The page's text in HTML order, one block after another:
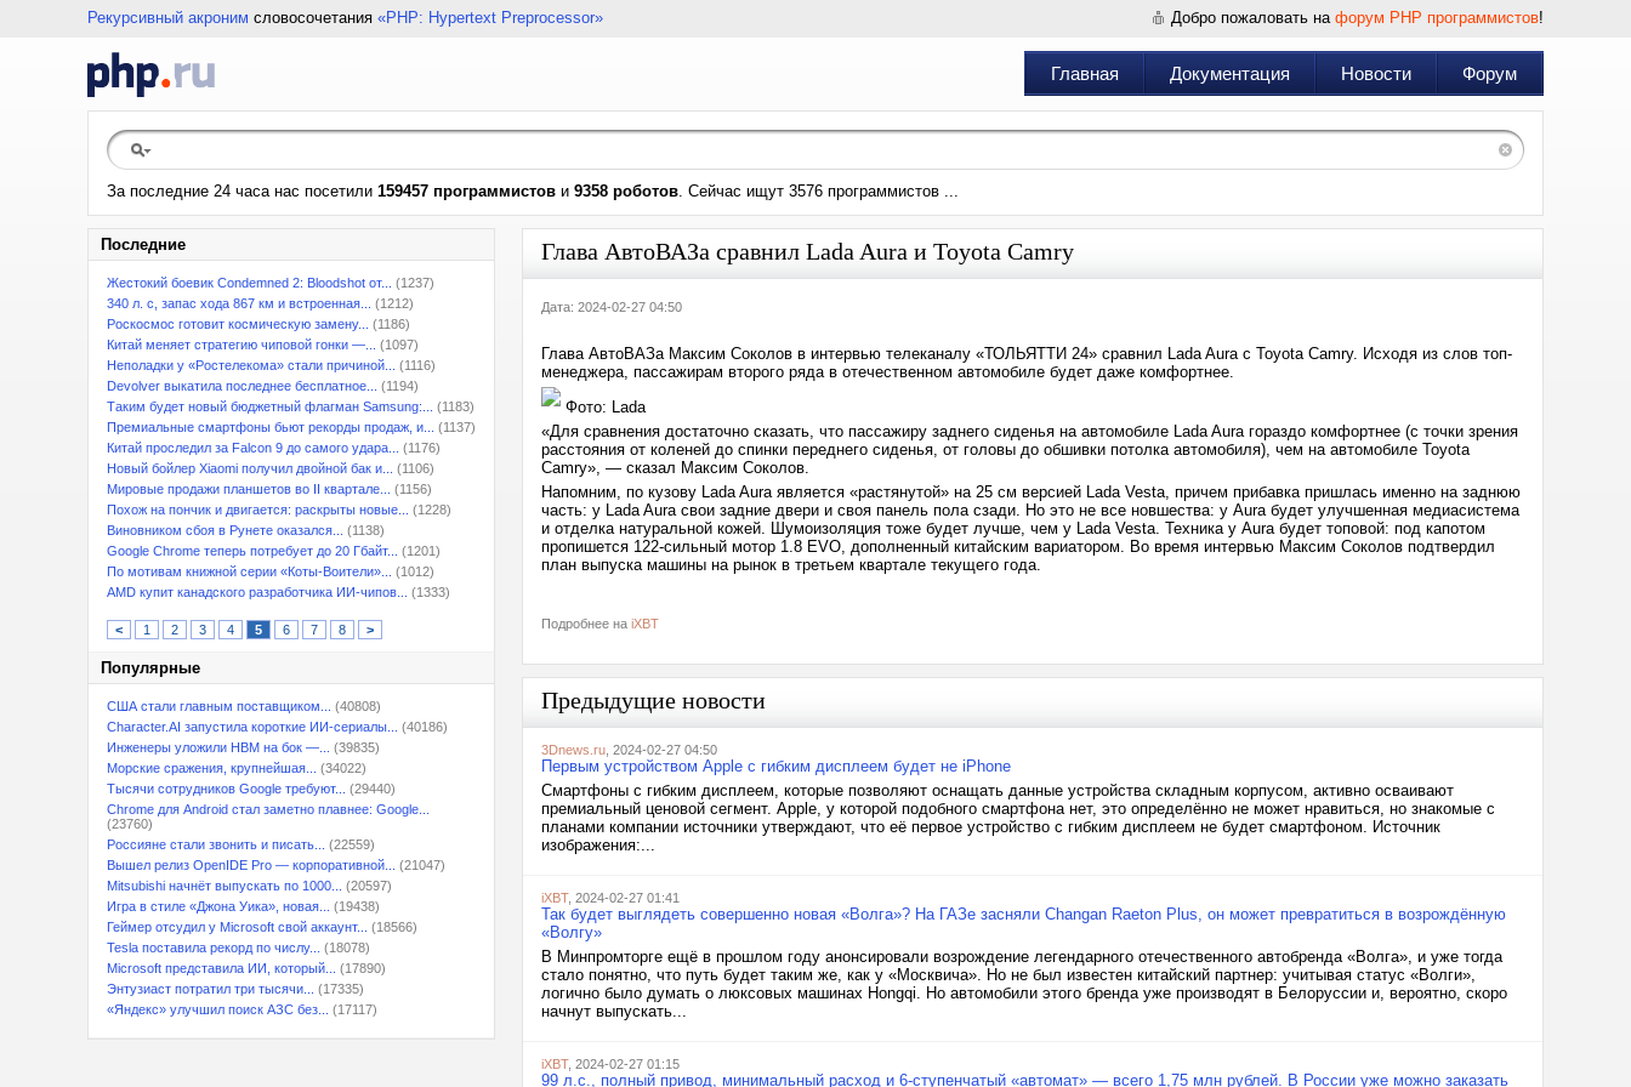
Рекурсивный акроним словосочетания «PHP: Hypertext Preprocessor» Добро пожаловать на форум PHP программистов!
Главная Документация Новости Форум
За последние 24 часа нас посетили 159457 программистов и 9358 роботов. Сейчас ищут 3576 программистов ...
Последние
Жестокий боевик Condemned 2: Bloodshot от...
(1237)
340 л. с, запас хода 867 км и встроенная...
(1212)
Роскосмос готовит космическую замену...
(1186)
Китай меняет стратегию чиповой гонки —...
(1097)
Неполадки у «Ростелекома» стали причиной...
(1116)
Devolver выкатила последнее бесплатное...
(1194)
Таким будет новый бюджетный флагман Samsung:...
(1183)
Премиальные смартфоны бьют рекорды продаж, и...
(1137)
Китай проследил за Falcon 9 до самого удара...
(1176)
Новый бойлер Xiaomi получил двойной бак и...
(1106)
Мировые продажи планшетов во II квартале...
(1156)
Похож на пончик и двигается: раскрыты новые...
(1228)
Виновником сбоя в Рунете оказался...
(1138)
Google Chrome теперь потребует до 20 Гбайт...
(1201)
По мотивам книжной серии «Коты-Воители»...
(1012)
AMD купит канадского разработчика ИИ-чипов...
(1333)
< 1 2 3 4 5 6 7 8 >
Популярные
США стали главным поставщиком...
(40808)
Character.AI запустила короткие ИИ-сериалы...
(40186)
Инженеры уложили HBM на бок —...
(39835)
Морские сражения, крупнейшая...
(34022)
Тысячи сотрудников Google требуют...
(29440)
Chrome для Android стал заметно плавнее: Google...
(23760)
Россияне стали звонить и писать...
(22559)
Вышел релиз OpenIDE Pro — корпоративной...
(21047)
Mitsubishi начнёт выпускать по 1000...
(20597)
Игра в стиле «Джона Уика», новая...
(19438)
Геймер отсудил у Microsoft свой аккаунт...
(18566)
Tesla поставила рекорд по числу...
(18078)
Microsoft представила ИИ, который...
(17890)
Энтузиаст потратил три тысячи...
(17335)
«Яндекс» улучшил поиск АЗС без...
(17117)
Глава АвтоВАЗа сравнил Lada Aura и Toyota Camry
Дата: 2024-02-27 04:50
Глава АвтоВАЗа Максим Соколов в интервью телеканалу «ТОЛЬЯТТИ 24» сравнил Lada Aura с Toyota Camry. Исходя из слов топ-
менеджера, пассажирам второго ряда в отечественном автомобиле будет даже комфортнее.
Фото: Lada
«Для сравнения достаточно сказать, что пассажиру заднего сиденья на автомобиле Lada Aura гораздо комфортнее (с точки зрения
расстояния от коленей до спинки переднего сиденья, от головы до обшивки потолка автомобиля), чем на автомобиле Toyota
Camry», — сказал Максим Соколов.
Напомним, по кузову Lada Aura является «растянутой» на 25 см версией Lada Vesta, причем прибавка пришлась именно на заднюю
часть: у Lada Aura свои задние двери и своя панель пола сзади. Но это не все новшества: у Aura будет улучшенная медиасистема
и отделка натуральной кожей. Шумоизоляция тоже будет лучше, чем у Lada Vesta. Техника у Aura будет топовой: под капотом
пропишется 122-сильный мотор 1.8 EVO, дополненный китайским вариатором. Во время интервью Максим Соколов подтвердил
план выпуска машины на рынок в третьем квартале текущего года.
Подробнее на iXBT
Предыдущие новости
3Dnews.ru , 2024-02-27 04:50
Первым устройством Apple с гибким дисплеем будет не iPhone
Смартфоны с гибким дисплеем, которые позволяют оснащать данные устройства складным корпусом, активно осваивают
премиальный ценовой сегмент. Apple, у которой подобного смартфона нет, это определённо не может нравиться, но знакомые с
планами компании источники утверждают, что её первое устройство с гибким дисплеем не будет смартфоном. Источник
изображения:...
iXBT, 2024-02-27 01:41
Так будет выглядеть совершенно новая «Волга»? На ГАЗе засняли Changan Raeton Plus, он может превратиться в возрождённую
«Волгу»
В Минпромторге ещё в прошлом году анонсировали возрождение легендарного отечественного автобренда «Волга», и уже тогда
стало понятно, что путь будет таким же, как у «Москвича». Но не был известен китайский партнер: учитывая статус «Волги»,
логично было думать о люксовых машинах Hongqi. Но автомобили этого бренда уже производят в Белоруссии и, вероятно, скоро
начнут выпускать...
iXBT, 2024-02-27 01:15
99 л.с., полный привод, минимальный расход и 6-ступенчатый «автомат» — всего 1,75 млн рублей. В России уже можно заказать